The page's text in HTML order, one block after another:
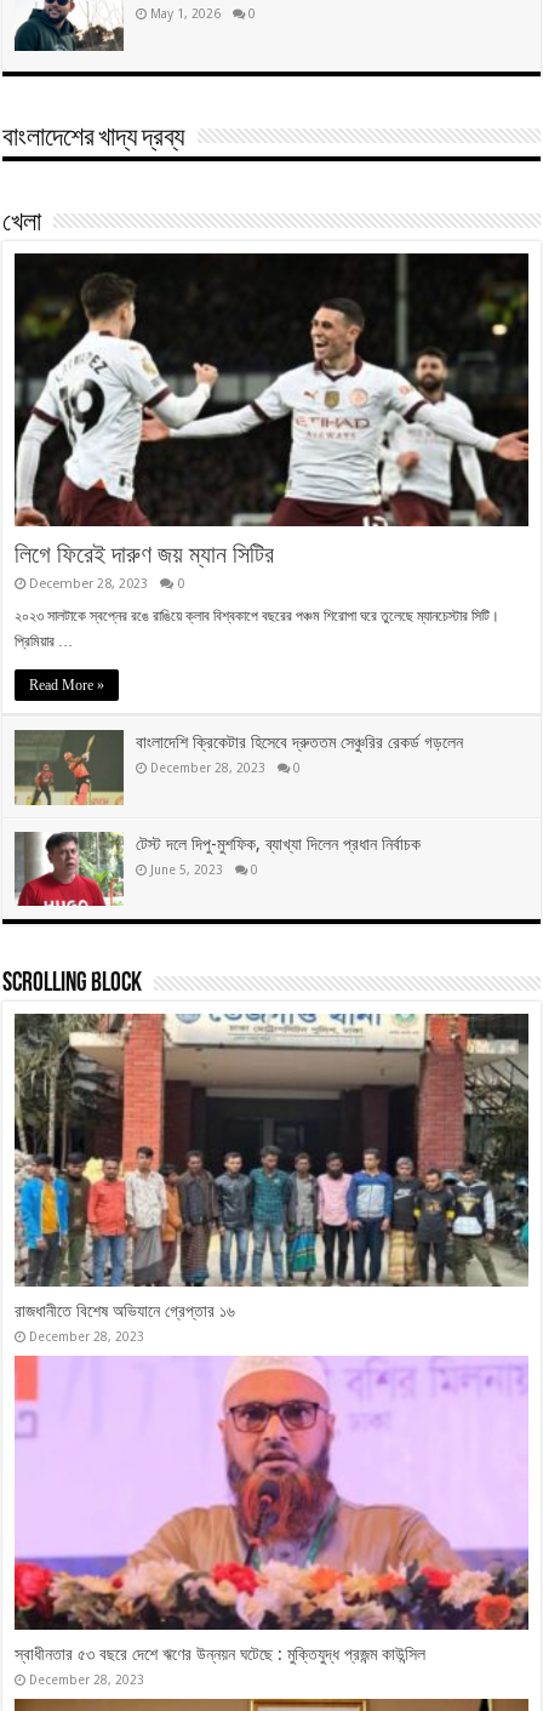
May 1, 2026 0
বাংলাদেশের খাদ্য দ্রব্য
খেলা
লিগে ফিরেই দারুণ জয় ম্যান সিটির
December 28, 2023 0
২০২৩ সালটাকে স্বপ্নের রঙে রাঙিয়ে ক্লাব বিশ্বকাপে বছরের পঞ্চম শিরোপা ঘরে তুলেছে ম্যানচেস্টার সিটি।
প্রিমিয়ার …
Read More »
বাংলাদেশি ক্রিকেটার হিসেবে দ্রুততম সেঞ্চুরির রেকর্ড গড়লেন
December 28, 2023 0
টেস্ট দলে দিপু-মুশফিক, ব্যাখ্যা দিলেন প্রধান নির্বাচক
June 5, 2023 0
Scrolling Block
ওবায়দুল কাদেরসহ ৭ নেতার মামলার সাক্ষ্যগ্রহণ শেষ, যুক্তিতর্ক ১৭ মে
April 27, 2026
ভারতবিরোধী ‘কঠোর অবস্থান’ থেকে সরতে চায় বিএনপি
May 18, 2024